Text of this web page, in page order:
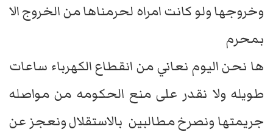
وخروجها ولو كانت امراه لحرمناها من الخروج الا
بمحرم
ها نحن اليوم نعاني من انقطاع الكهرباء ساعات
طويله ولا نقدر على منع الحكومه من مواصله
جريمتها ونصرخ مطالبين بالاستقلال ونعجز عن